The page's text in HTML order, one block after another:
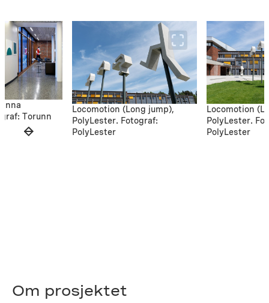
Torunn
Locomotion (Long jump),
PolyLester. Fotograf:
PolyLester
Locomotion
PolyLester.
PolyLester
Om prosjektet